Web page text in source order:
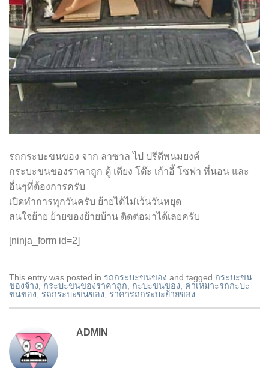
รถกระบะขนของ จาก ลาซาล ไป ปรีดีพนมยงค์
กระบะขนของราคาถูก ตู้ เตียง โต๊ะ เก้าอี้ โซฟา ที่นอน และ
อื่นๆที่ต้องการครับ
เปิดทำการทุกวันครับ ย้ายได้ไม่เว้นวันหยุด
สนใจย้าย ย้ายของย้ายบ้าน ติดต่อมาได้เลยครับ
[ninja_form id=2]
This entry was posted in รถกระบะขนของ and tagged กระบะขน
ของจ้าง
กระบะขนของราคาถูก กะบะขนของ
ค่าเหมาะรถกะบะ
ขนของ
รถกระบะขนของ ราคารถกระบะย้ายของ
ADMIN